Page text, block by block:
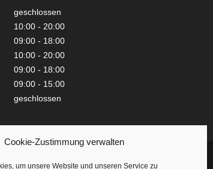
Cookie-Zustimmung verwalten
um unsere Website und unseren Service zu
geschlossen
10:00 - 20:00
09:00 - 18:00
10:00 - 20:00
09:00 - 18:00
09:00 - 15:00
geschlossen